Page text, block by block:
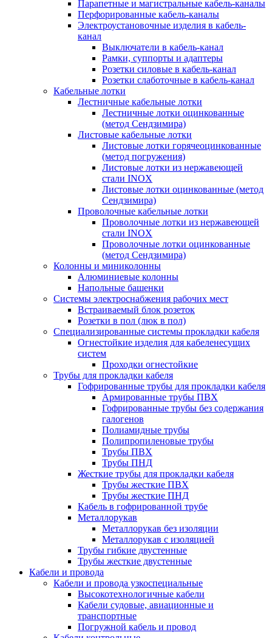
Парапетные и магистральные кабель-каналы
Перфорированные кабель-каналы
Электроустановочные изделия в кабель-
канал
Выключатели в кабель-канал
Рамки, суппорты и адаптеры
Розетки силовые в кабель-канал
Розетки слаботочные в кабель-канал
Кабельные лотки
Лестничные кабельные лотки
Лестничные лотки оцинкованные
(метод Сендзимира)
Листовые кабельные лотки
Листовые лотки горячеоцинкованные
(метод погружения)
Листовые лотки из нержавеющей
стали INOX
Листовые лотки оцинкованные (метод
Сендзимира)
Проволочные кабельные лотки
Проволочные лотки из нержавеющей
стали INOX
Проволочные лотки оцинкованные
(метод Сендзимира)
Колонны и миниколонны
Алюминиевые колонны
Напольные башенки
Системы электроснабжения рабочих мест
Встраиваемый блок розеток
Розетки в пол (люк в пол)
Специализированные системы прокладки кабеля
Огнестойкие изделия для кабеленесущих
систем
Проходки огнестойкие
Трубы для прокладки кабеля
Гофрированные трубы для прокладки кабеля
Армированные трубы ПВХ
Гофрированные трубы без содержания
галогенов
Полиамидные трубы
Полипропиленовые трубы
Трубы ПВХ
Трубы ПНД
Жесткие трубы для прокладки кабеля
Трубы жесткие ПВХ
Трубы жесткие ПНД
Кабель в гофрированной трубе
Металлорукав
Металлорукав без изоляции
Металлорукав с изоляцией
Трубы гибкие двустенные
Трубы жесткие двустенные
Кабели и провода
Кабели и провода узкоспециальные
Высокотехнологичные кабели
Кабели судовые, авиационные и
транспортные
Погружной кабель и провод